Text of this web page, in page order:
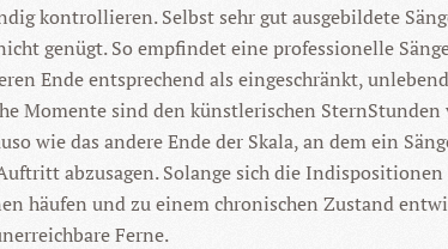
kontrollieren. Selbst sehr gut ausgebildete
genügt. So empfindet eine professionelle
Ende entsprechend als eingeschränkt,
Momente sind den künstlerischen
wie das andere Ende der Skala, an dem ein
abzusagen. Solange sich die
häufen und zu einem chronischen Zustand
Ferne.